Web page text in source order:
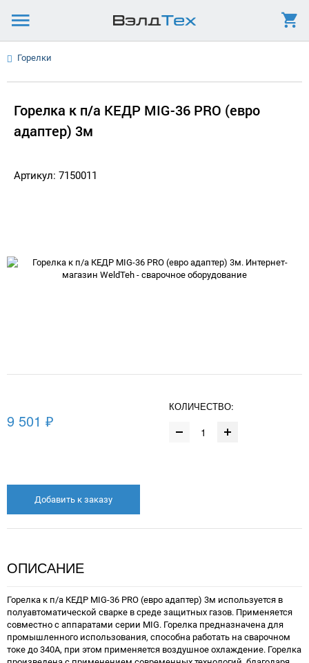
Горелки
Горелка к п/а КЕДР MIG-36 PRO (евро
адаптер) 3м
Артикул: 7150011
9 501 ₽
КОЛИЧЕСТВО:
Добавить к заказу
ОПИСАНИЕ
Горелка к п/а КЕДР MIG-36 PRO (евро адаптер) 3м используется в
полуавтоматической сварке в среде защитных газов. Применяется
совместно с аппаратами серии MIG. Горелка предназначена для
промышленного использования, способна работать на сварочном
токе до 340А, при этом применяется воздушное охлаждение. Горелка